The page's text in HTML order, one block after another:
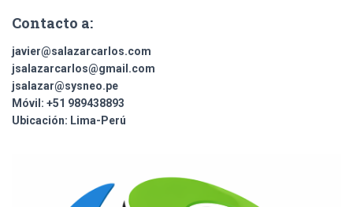
Contacto a:
javier@salazarcarlos.com
jsalazarcarlos@gmail.com
jsalazar@sysneo.pe
Móvil: +51 ​989438893
Ubicación: Lima-Perú